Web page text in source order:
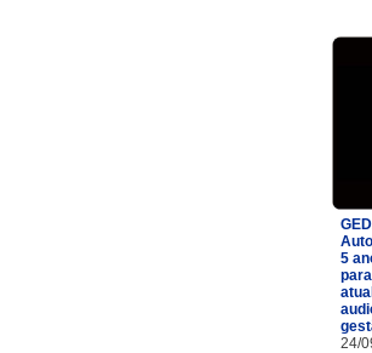
5
24/